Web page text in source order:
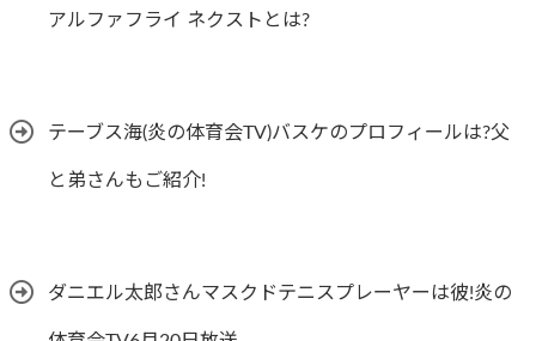
アルファフライ ネクストとは?
テーブス海(炎の体育会TV)バスケのプロフィールは?父
と弟さんもご紹介!
ダニエル太郎さんマスクドテニスプレーヤーは彼!炎の